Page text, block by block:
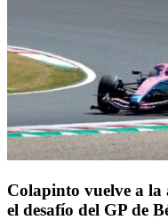
Colapinto vuelve a la
el desafío del GP de